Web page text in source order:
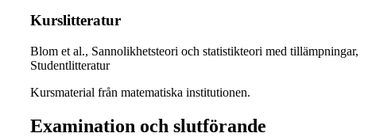
Kurslitteratur
Blom et al., Sannolikhetsteori och statistikteori med tillämpningar,
Studentlitteratur
Kursmaterial från matematiska institutionen.
Examination och slutförande